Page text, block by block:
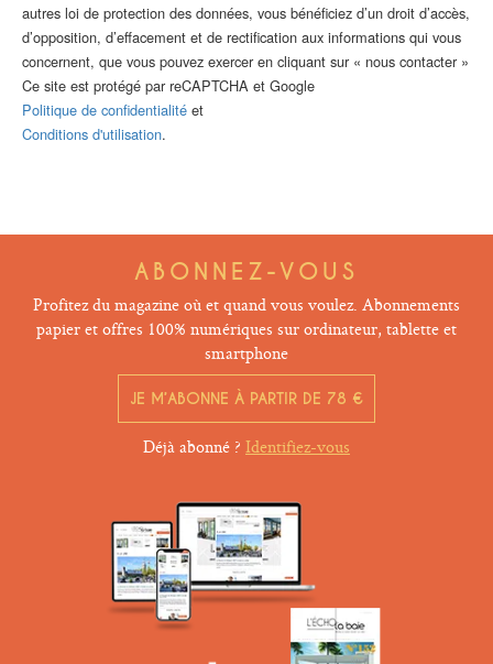
autres loi de protection des données, vous bénéficiez d’un droit d’accès,
d’opposition, d’effacement et de rectification aux informations qui vous
concernent, que vous pouvez exercer en cliquant sur « nous contacter »
Ce site est protégé par reCAPTCHA et Google
Politique de confidentialité et
Conditions d'utilisation.
ABONNEZ-VOUS
Profitez du magazine où et quand vous voulez. Abonnements
papier et offres 100% numériques sur ordinateur, tablette et
smartphone
JE M’ABONNE À PARTIR DE 78 €
Déjà abonné ? Identifiez-vous